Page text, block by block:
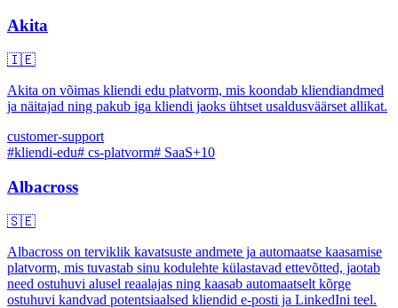
Akita
🇮🇪
Akita on võimas kliendi edu platvorm, mis koondab kliendiandmed
ja näitajad ning pakub iga kliendi jaoks ühtset usaldusväärset allikat.
customer-support
#kliendi-edu# cs-platvorm# SaaS+10
Albacross
🇸🇪
Albacross on terviklik kavatsuste andmete ja automaatse kaasamise
platvorm, mis tuvastab sinu kodulehte külastavad ettevõtted, jaotab
need ostuhuvi alusel reaalajas ning kaasab automaatselt kõrge
ostuhuvi kandvad potentsiaalsed kliendid e-posti ja LinkedIni teel.